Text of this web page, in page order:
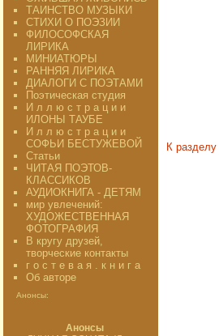
ТАИНСТВО МУЗЫКИ
СТИХИ О ПОЭЗИИ
ФИЛОСОФСКАЯ
ЛИРИКА
МИНИАТЮРЫ
РАННЯЯ ЛИРИКА
ДИАЛОГИ С ПОЭТАМИ
Поэтическая студия
И л л ю с т р а ц и и
ИЛОНЫ ТАУБЕ
И л л ю с т р а ц и и
СОФЬИ БЕСТУЖЕВОЙ
Статьи
ЧИТАЯ ПОЭТОВ-
КЛАССИКОВ
АУДИОКНИГА - ДЕТЯМ
мир увлечений:
ХУДОЖЕСТВЕННАЯ
ФОТОГРАФИЯ
В кругу друзей,
творческие контакты
г о с т е в а я . к н и г а
Об авторе
Анонсы:
Анонсы
К разделу